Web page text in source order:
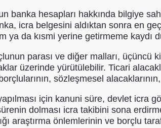
banka hesapları hakkında bilgiye
icra belgesini aldıktan sonra en
ya da kısmi yerine getirmeme kaydı
parası ve diğer malları, üçüncü
üzerinde yürütülebilir. Ticari
sözleşmesel
için kanuni süre, devlet icra
dolması icra takibini sona
araştırma önlemlerinin ve borçlu